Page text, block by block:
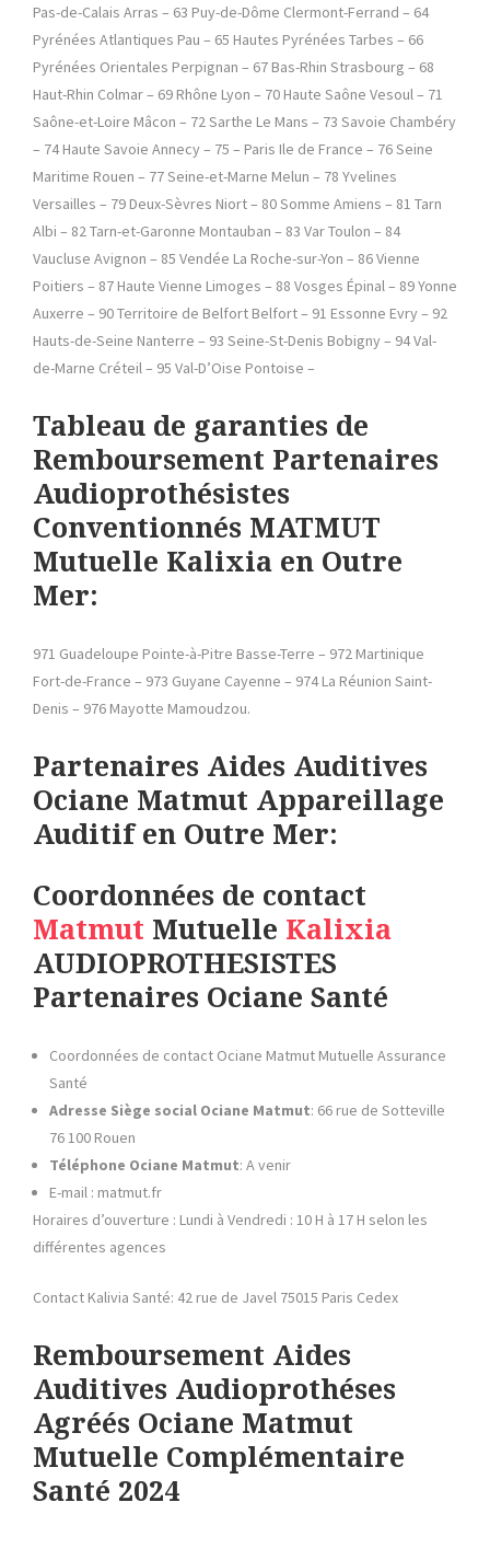
Pas-de-Calais Arras – 63 Puy-de-Dôme Clermont-Ferrand – 64
Pyrénées Atlantiques Pau – 65 Hautes Pyrénées Tarbes – 66
Pyrénées Orientales Perpignan – 67 Bas-Rhin Strasbourg – 68
Haut-Rhin Colmar – 69 Rhône Lyon – 70 Haute Saône Vesoul – 71
Saône-et-Loire Mâcon – 72 Sarthe Le Mans – 73 Savoie Chambéry
– 74 Haute Savoie Annecy – 75 – Paris Ile de France – 76 Seine
Maritime Rouen – 77 Seine-et-Marne Melun – 78 Yvelines
Versailles – 79 Deux-Sèvres Niort – 80 Somme Amiens – 81 Tarn
Albi – 82 Tarn-et-Garonne Montauban – 83 Var Toulon – 84
Vaucluse Avignon – 85 Vendée La Roche-sur-Yon – 86 Vienne
Poitiers – 87 Haute Vienne Limoges – 88 Vosges Épinal – 89 Yonne
Auxerre – 90 Territoire de Belfort Belfort – 91 Essonne Evry – 92
Hauts-de-Seine Nanterre – 93 Seine-St-Denis Bobigny – 94 Val-
de-Marne Créteil – 95 Val-D’Oise Pontoise –
Tableau de garanties de
Remboursement Partenaires
Audioprothésistes
Conventionnés MATMUT
Mutuelle Kalixia en Outre
Mer:
971 Guadeloupe Pointe-à-Pitre Basse-Terre – 972 Martinique
Fort-de-France – 973 Guyane Cayenne – 974 La Réunion Saint-
Denis – 976 Mayotte Mamoudzou.
Partenaires Aides Auditives
Ociane Matmut Appareillage
Auditif en Outre Mer:
Coordonnées de contact
Matmut Mutuelle Kalixia
AUDIOPROTHESISTES
Partenaires Ociane Santé
Coordonnées de contact Ociane Matmut Mutuelle Assurance
Santé
Adresse Siège social Ociane Matmut: 66 rue de Sotteville
76 100 Rouen
Téléphone Ociane Matmut: A venir
E-mail : matmut.fr
Horaires d’ouverture : Lundi à Vendredi : 10 H à 17 H selon les
différentes agences
Contact Kalivia Santé: 42 rue de Javel 75015 Paris Cedex
Remboursement Aides
Auditives Audioprothéses
Agréés Ociane Matmut
Mutuelle Complémentaire
Santé 2024